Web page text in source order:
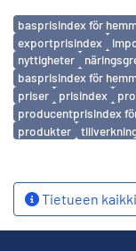
Avainsanat
basprisindex för
exportprisindex
nyttigheter
basprisindex för
priser
prisindex
producentprisindex
produkter
Tietueen